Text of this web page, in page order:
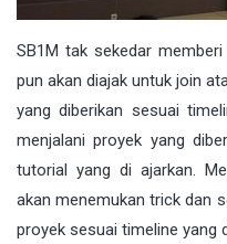
SB1M tak sekedar
pun akan diajak untuk join
yang diberikan sesuai
menjalani proyek yang
tutorial yang di ajarkan.
akan menemukan trick dan
proyek sesuai timeline yang